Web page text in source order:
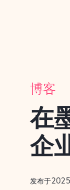
博客
在
企
发布于